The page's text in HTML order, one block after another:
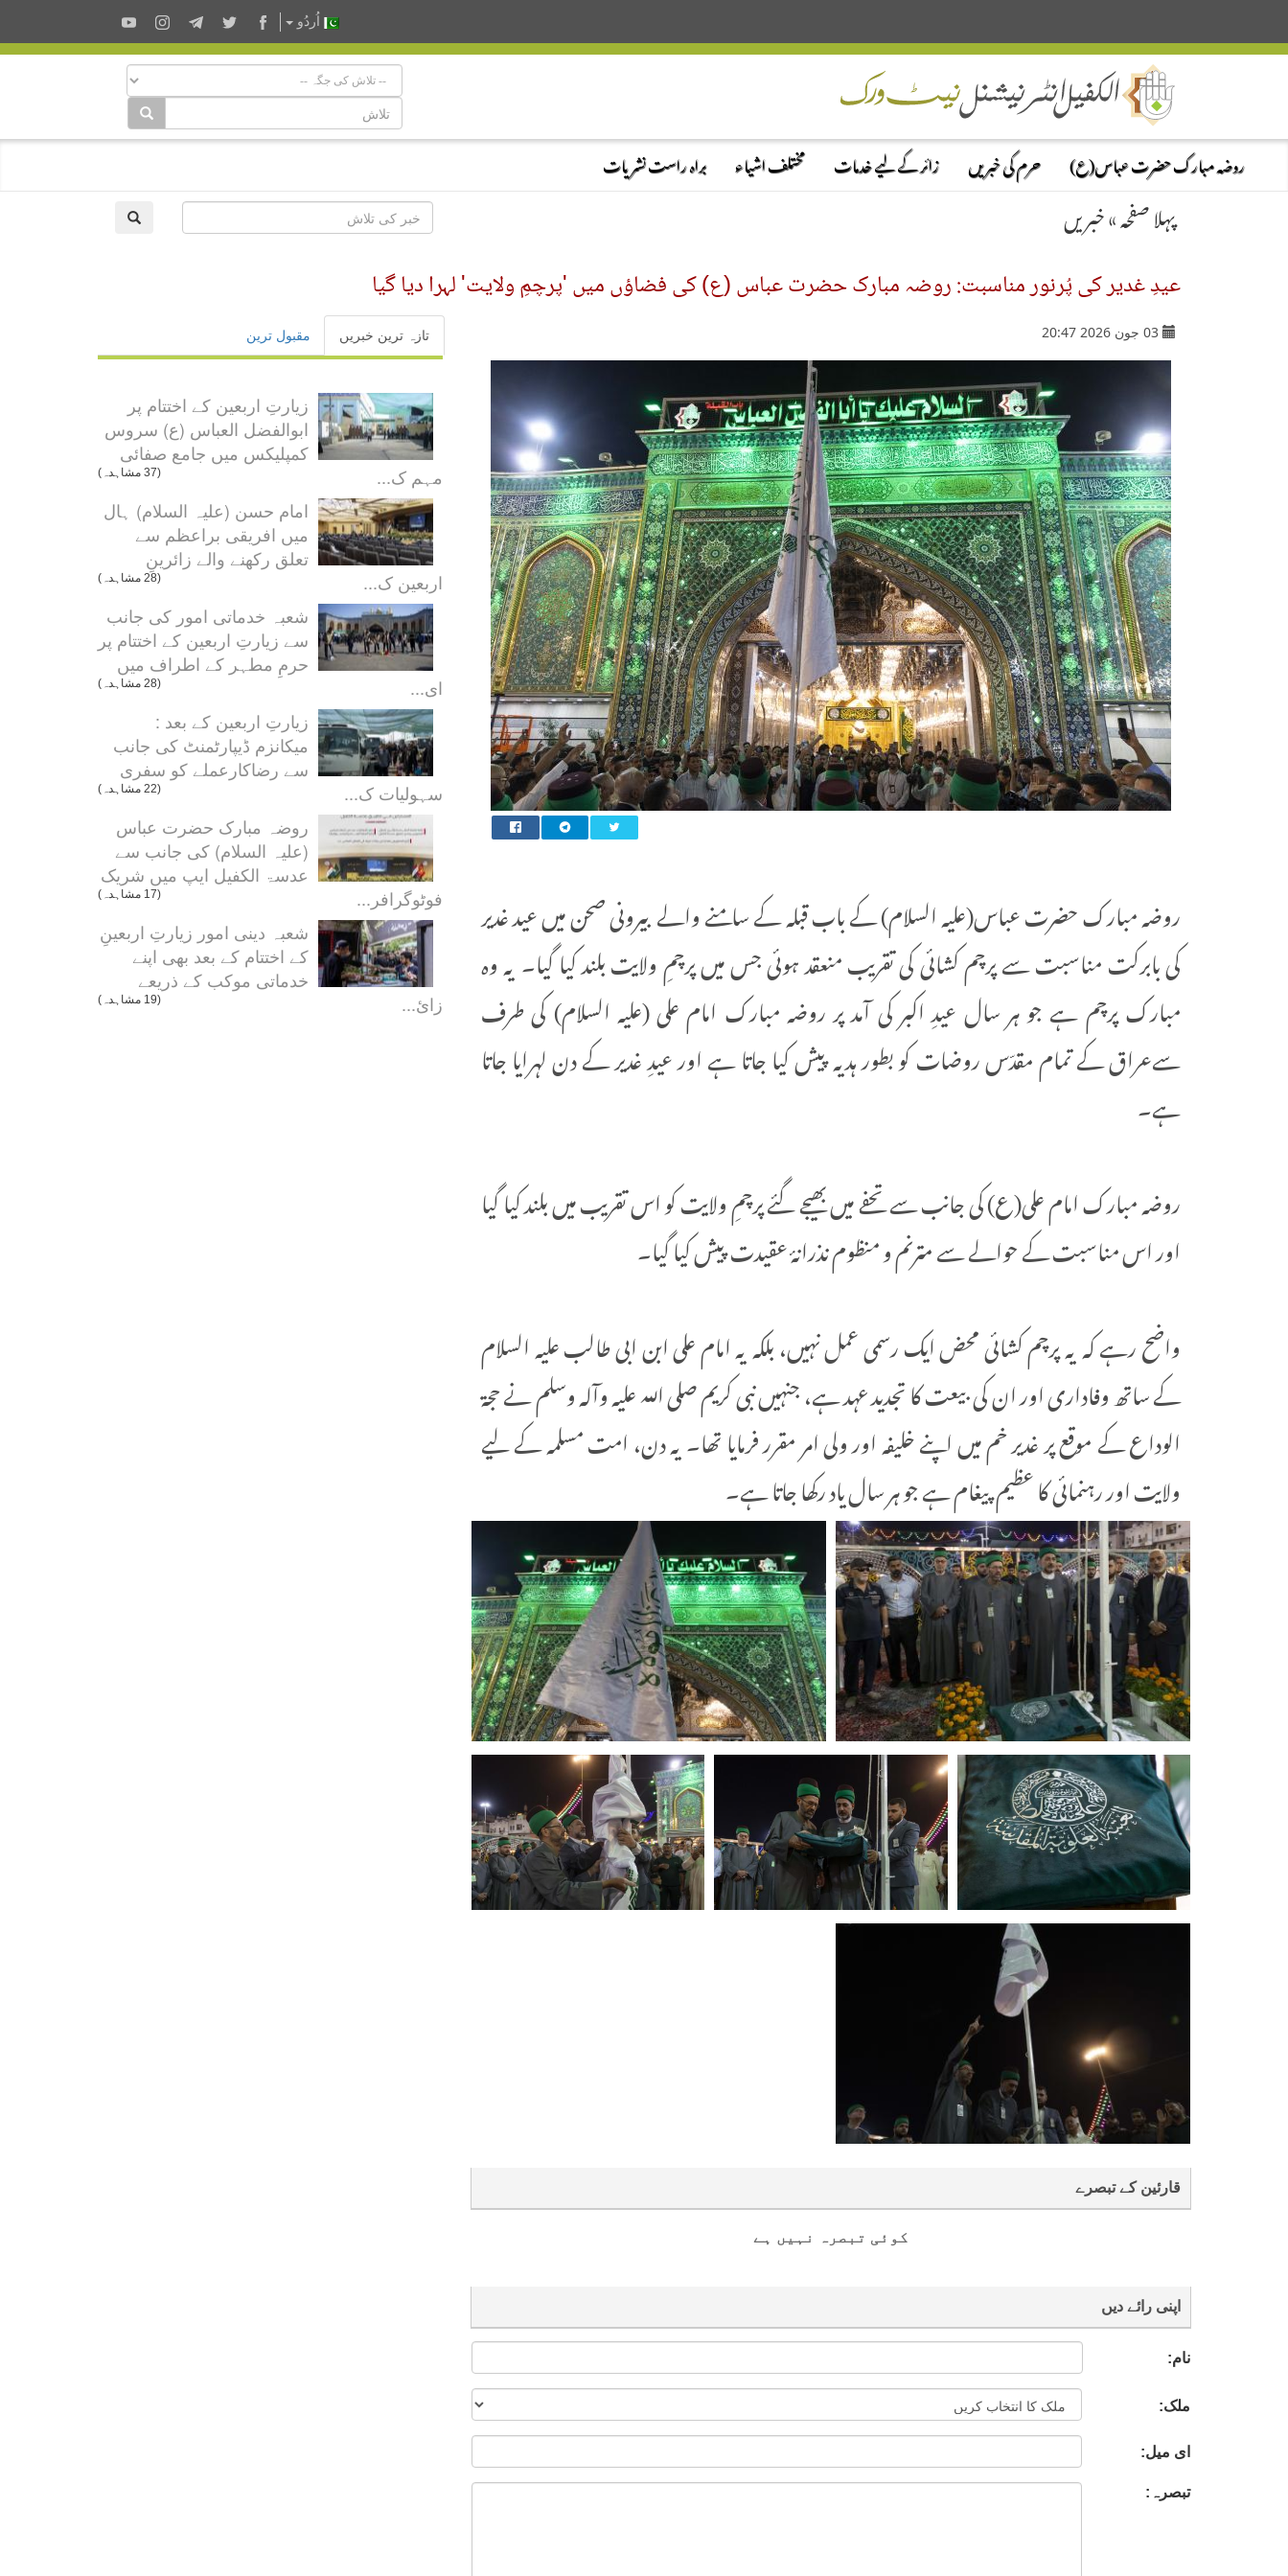
اُردُو
روضہ مبارک حضرت عباس(ع) حرم کی خبریں زائر کے لیے خدمات مختلف اشیاء براہ راست نشریات
پہلا صفحہ»خبریں
عیدِ غدیر کی پُرنور مناسبت: روضہ مبارک حضرت عباس (ع) کی فضاؤں میں 'پرچمِ ولایت' لہرا دیا گیا
03 جون 2026 20:47
روضہ مبارک حضرت عباس(علیہ السلام) کے باب قبلہ کے سامنے والے بیرونی صحن میں عید غدیر
کی بابرکت مناسبت سے پرچم کشائی کی تقریب منعقد ہوئی جس میں پرچمِ ولایت بلند کیا گیا۔ یہ وہ
مبارک پرچم ہے جو ہر سال عیدِ اکبر کی آمد پر روضہ مبارک امام علی (علیہ السلام) کی طرف
سےعراق کے تمام مقدّس روضات کو بطور ہدیہ پیش کیا جاتا ہے اور عیدِ غدیر کے دن لہرایا جاتا
ہے۔
روضہ مبارک امام علی(ع) کی جانب سے تحفے میں بھیجے گئے پرچمِ ولایت کو اس تقریب میں بلند کیا گیا
اور اس مناسبت کے حوالے سے مترنم و منظوم نذرانۂ عقیدت پیش کیا گیا۔
واضح رہے کہ یہ پرچم کشائی محض ایک رسمی عمل نہیں، بلکہ یہ امام علی ابن ابی طالب علیہ السلام
کے ساتھ وفاداری اور ان کی بیعت کا تجدید عہد ہے، جنہیں نبی کریم صلی اللہ علیہ وآلہ وسلم نے حجۃ
الوداع کے موقع پر غدیر خم میں اپنے خلیفہ اور ولی امر مقرر فرمایا تھا۔ یہ دن، امت مسلمہ کے لیے
ولایت اور رہنمائی کا عظیم پیغام ہے جو ہر سال یاد رکھا جاتا ہے۔
قارئین کے تبصرے
کوئی تبصرہ نہیں ہے
اپنی رائے دیں
نام:
ملک:
ای میل:
تبصرہ:
تازہ ترین خبریں مقبول ترین
زیارتِ اربعین کے اختتام پر
ابوالفضل العباس (ع) سروس
کمپلیکس میں جامع صفائی
مہم ک...
(37 مشاہدہ)
امام حسن (علیہ السلام) ہال
میں افریقی براعظم سے
تعلق رکھنے والے زائرینِ
اربعین ک...
(28 مشاہدہ)
شعبہ خدماتی امور کی جانب
سے زیارتِ اربعین کے اختتام پر
حرمِ مطہر کے اطراف میں
ای...
(28 مشاہدہ)
زیارتِ اربعین کے بعد :
میکانزم ڈیپارٹمنٹ کی جانب
سے رضاکارعملے کو سفری
سہولیات ک...
(22 مشاہدہ)
روضہ مبارک حضرت عباس
(علیہ السلام) کی جانب سے
عدسۃ الکفیل ایپ میں شریک
فوٹوگرافر...
(17 مشاہدہ)
شعبہ دینی امور زیارتِ اربعینِ
کے اختتام کے بعد بھی اپنے
خدماتی موکب کے ذریعے
زائ...
(19 مشاہدہ)